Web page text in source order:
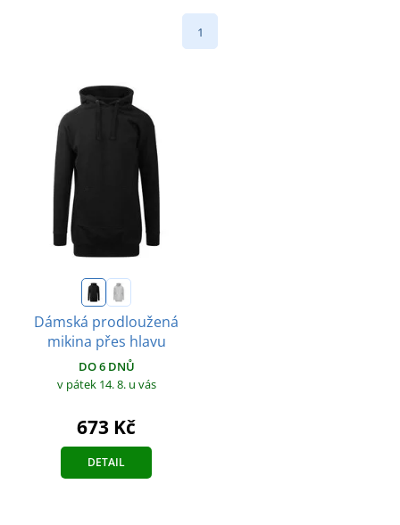
1
Dámská prodloužená
mikina přes hlavu
DO 6 DNŮ
v pátek 14. 8. u vás
673 Kč
DETAIL